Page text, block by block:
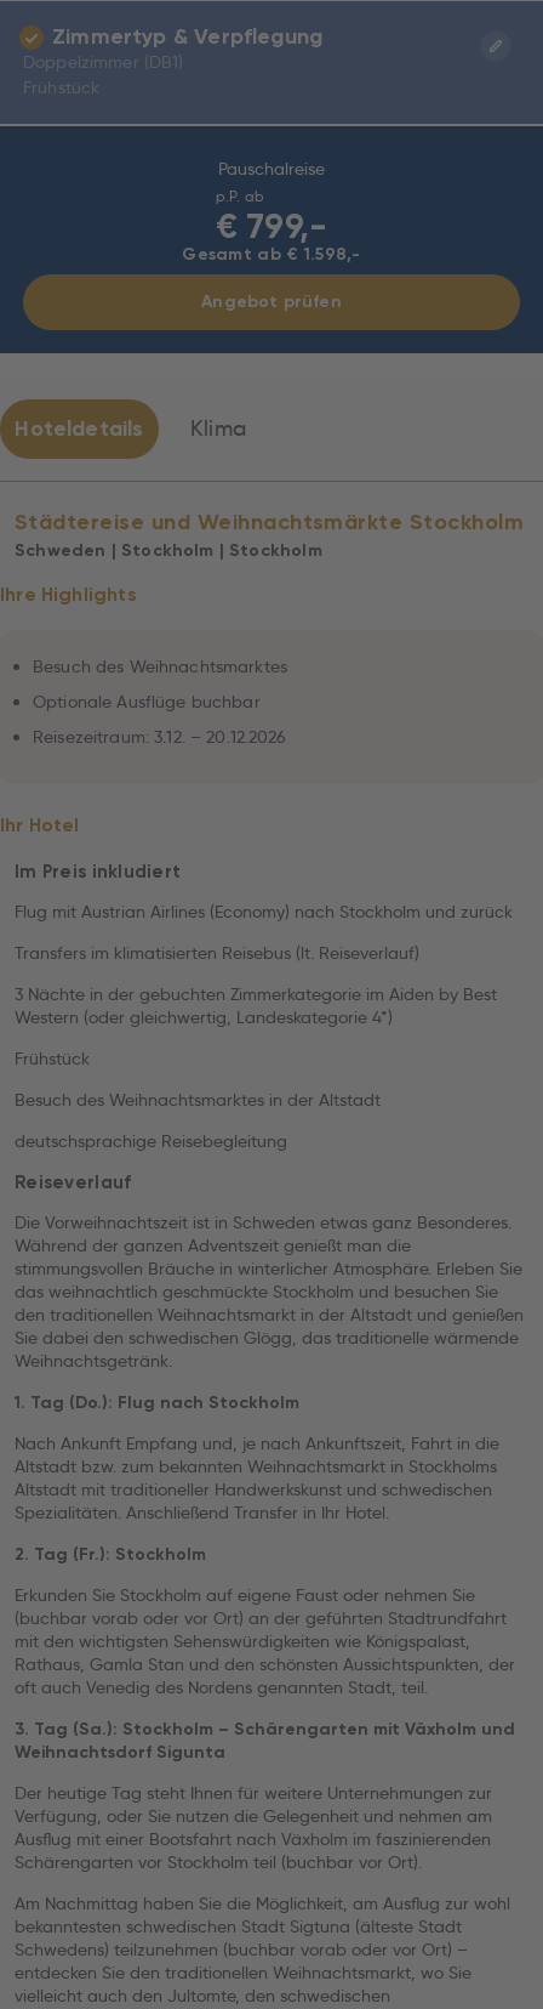
Pauschalreise
p.P. ab
€ 799,-
Gesamt ab € 1.598,-
Angebot prüfen
Zimmertyp & Verpflegung
Doppelzimmer (DB1)
Frühstück
Hoteldetails Klima
Städtereise und Weihnachtsmärkte Stockholm
Schweden | Stockholm | Stockholm
Ihre Highlights
Besuch des Weihnachtsmarktes
Optionale Ausflüge buchbar
Reisezeitraum: 3.12. – 20.12.2026
Ihr Hotel
Im Preis inkludiert
Flug mit Austrian Airlines (Economy) nach Stockholm und zurück
Transfers im klimatisierten Reisebus (lt. Reiseverlauf)
3 Nächte in der gebuchten Zimmerkategorie im Aiden by Best
Western (oder gleichwertig, Landeskategorie 4*)
Frühstück
Besuch des Weihnachtsmarktes in der Altstadt
deutschsprachige Reisebegleitung
Reiseverlauf
Die Vorweihnachtszeit ist in Schweden etwas ganz Besonderes.
Während der ganzen Adventszeit genießt man die
stimmungsvollen Bräuche in winterlicher Atmosphäre. Erleben Sie
das weihnachtlich geschmückte Stockholm und besuchen Sie
den traditionellen Weihnachtsmarkt in der Altstadt und genießen
Sie dabei den schwedischen Glögg, das traditionelle wärmende
Weihnachtsgetränk.
1. Tag (Do.): Flug nach Stockholm
Nach Ankunft Empfang und, je nach Ankunftszeit, Fahrt in die
Altstadt bzw. zum bekannten Weihnachtsmarkt in Stockholms
Altstadt mit traditioneller Handwerkskunst und schwedischen
Spezialitäten. Anschließend Transfer in Ihr Hotel.
2. Tag (Fr.): Stockholm
Erkunden Sie Stockholm auf eigene Faust oder nehmen Sie
(buchbar vorab oder vor Ort) an der geführten Stadtrundfahrt
mit den wichtigsten Sehenswürdigkeiten wie Königspalast,
Rathaus, Gamla Stan und den schönsten Aussichtspunkten, der
oft auch Venedig des Nordens genannten Stadt, teil.
3. Tag (Sa.): Stockholm – Schärengarten mit Växholm und
Weihnachtsdorf Sigunta
Der heutige Tag steht Ihnen für weitere Unternehmungen zur
Verfügung, oder Sie nutzen die Gelegenheit und nehmen am
Ausflug mit einer Bootsfahrt nach Växholm im faszinierenden
Schärengarten vor Stockholm teil (buchbar vor Ort).
Am Nachmittag haben Sie die Möglichkeit, am Ausflug zur wohl
bekanntesten schwedischen Stadt Sigtuna (älteste Stadt
Schwedens) teilzunehmen (buchbar vorab oder vor Ort) –
entdecken Sie den traditionellen Weihnachtsmarkt, wo Sie
vielleicht auch den Jultomte, den schwedischen